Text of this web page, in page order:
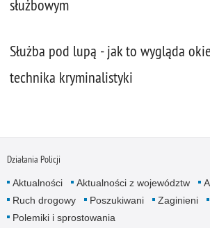
służbowym
Służba pod lupą - jak to wygląda
technika kryminalistyki
Działania Policji
Aktualności Aktualności z województw
Ruch drogowy
Poszukiwani Zaginieni
Polemiki i sprostowania